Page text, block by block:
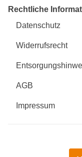
Rechtliche
Datenschutz
Widerrufsrecht
AGB
Impressum